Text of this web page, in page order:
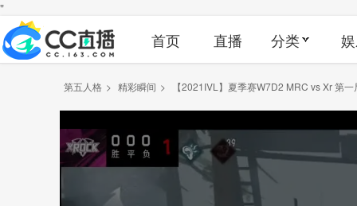
"
首页 直播 分类
第五人格 > 精彩瞬间 > 【2021IVL】夏季赛W7D2 MRC vs Xr 第一